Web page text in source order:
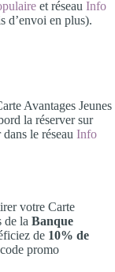
et réseau Info
d’envoi en plus).
Avantages Jeunes
la réserver sur
le réseau Info
votre Carte
de la Banque
de 10% de
promo